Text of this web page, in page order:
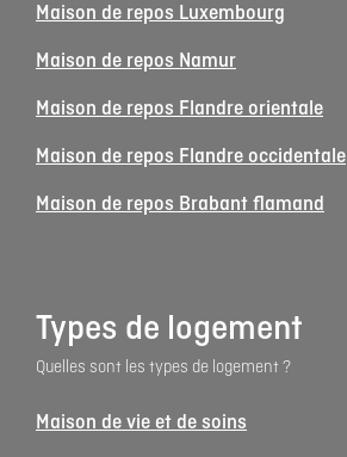
Maison de repos Luxembourg
Maison de repos Namur
Maison de repos Flandre orientale
Maison de repos Flandre occidentale
Maison de repos Brabant flamand
Types de logement
Quelles sont les types de logement ?
Maison de vie et de soins